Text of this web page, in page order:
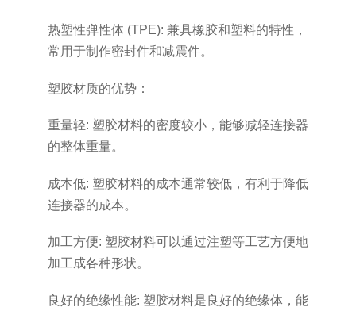
热塑性弹性体 (TPE): 兼具橡胶和塑料的特性，
常用于制作密封件和减震件。
塑胶材质的优势：
重量轻: 塑胶材料的密度较小，能够减轻连接器
的整体重量。
成本低: 塑胶材料的成本通常较低，有利于降低
连接器的成本。
加工方便: 塑胶材料可以通过注塑等工艺方便地
加工成各种形状。
良好的绝缘性能: 塑胶材料是良好的绝缘体，能